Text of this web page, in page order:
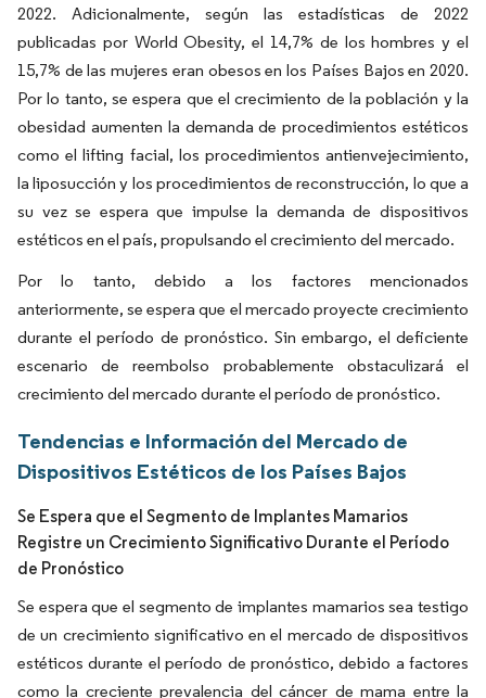
2022. Adicionalmente, según las estadísticas de 2022
publicadas por World Obesity, el 14,7% de los hombres y el
15,7% de las mujeres eran obesos en los Países Bajos en 2020.
Por lo tanto, se espera que el crecimiento de la población y la
obesidad aumenten la demanda de procedimientos estéticos
como el lifting facial, los procedimientos antienvejecimiento,
la liposucción y los procedimientos de reconstrucción, lo que a
su vez se espera que impulse la demanda de dispositivos
estéticos en el país, propulsando el crecimiento del mercado.
Por lo tanto, debido a los factores mencionados
anteriormente, se espera que el mercado proyecte crecimiento
durante el período de pronóstico. Sin embargo, el deficiente
escenario de reembolso probablemente obstaculizará el
crecimiento del mercado durante el período de pronóstico.
Tendencias e Información del Mercado de
Dispositivos Estéticos de los Países Bajos
Se Espera que el Segmento de Implantes Mamarios
Registre un Crecimiento Significativo Durante el Período
de Pronóstico
Se espera que el segmento de implantes mamarios sea testigo
de un crecimiento significativo en el mercado de dispositivos
estéticos durante el período de pronóstico, debido a factores
como la creciente prevalencia del cáncer de mama entre la